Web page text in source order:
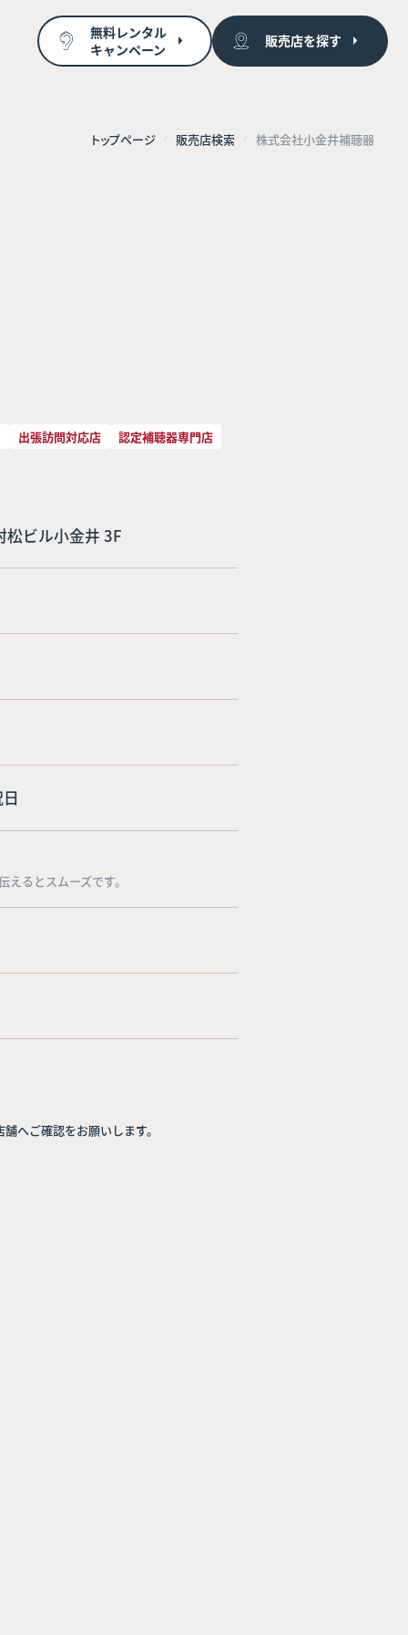
無料レンタル
キャンペーン
販売店を探す
トップページ 販売店検索 株式会社小金井補聴器
出張訪問対応店 認定補聴器専門店
ビル小金井 3F
るとスムーズです。
へご確認をお願いします。